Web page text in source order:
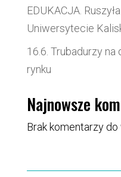
EDUKACJA.
Uniwersytecie
16.6. Trubadurzy na
rynku
Najnowsze
Brak komentarzy